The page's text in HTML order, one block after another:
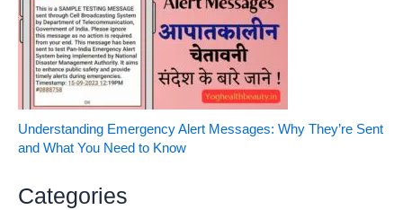
Understanding Emergency Alert Messages: Why They’re Sent
and What You Need to Know
Categories